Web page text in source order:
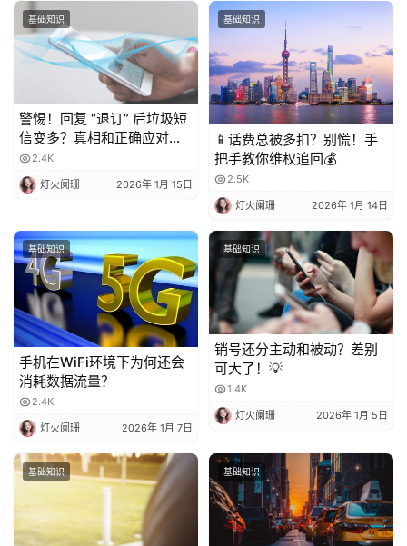
基础知识
警惕！回复 “退订” 后垃圾短
信变多？真相和正确应对方
法都在这
2.4K
灯火阑珊 2026年 1月 15日
基础知识
📱话费总被多扣？别慌！手
把手教你维权追回💰
2.5K
灯火阑珊 2026年 1月 14日
基础知识
手机在WiFi环境下为何还会
消耗数据流量？
2.4K
灯火阑珊 2026年 1月 7日
基础知识
销号还分主动和被动？差别
可大了！💡
1.4K
灯火阑珊 2026年 1月 5日
基础知识 基础知识